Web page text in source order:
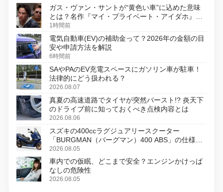
ガス・ヴァン・サントが“黄色い車”に込めた意味
とは？名作『マイ・プライベート・アイダホ』が
初のデジタルリマスター版で復活
1時間前
電気自動車(EV)の補助金って？2026年の金額の目
安や申請方法を解説
6時間前
SAやPAのEV充電スペースにガソリン車が駐車！
法律的にどう扱われる？
2026.08.07
真夏の高速道路でタイヤが突然バースト!? 炎天下
のドライブ前に知っておくべき点検内容とは
2026.08.06
スズキの400ccラグジュアリースクーター
「BURGMAN（バーグマン）400 ABS」の仕様を
変更し、8月18日に発売
2026.08.05
車内での仮眠、どこまで安全？エンジンかけっぱ
なしの危険性
2026.08.05